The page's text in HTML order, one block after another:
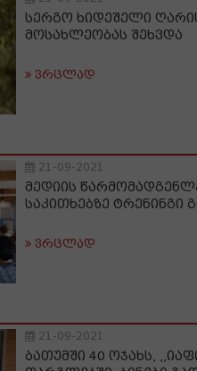
სერგო ხიდეშელი
მოსახლეობას შეხვდა
ვრცლად
21-09-2021
მედიის
საკითხებზე ტრენინგი
ვრცლად
21-09-2021
ბათუმში 40 ოჯახს,